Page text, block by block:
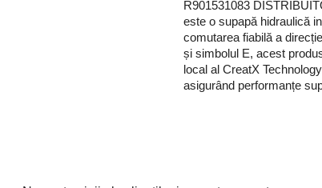
R901531083
este o supapă hidraulică
comutarea fiabilă a
și simbolul E, acest
local al CreatX
asigurând performanțe